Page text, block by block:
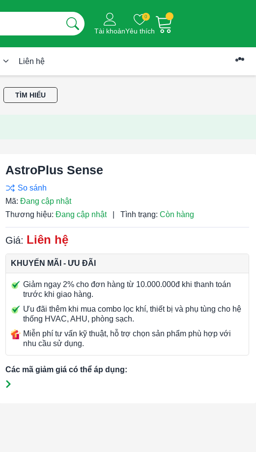
Tài khoản
0
Yêu thích
Liên hệ
TÌM HIỂU
AstroPlus Sense
Mã:Đang cập nhật
Thương hiệu: Đang cập nhật Tình trạng: Còn hàng
Giá: Liên hệ
KHUYẾN MÃI - ƯU ĐÃI
Giảm ngay 2% cho đơn hàng từ 10.000.000đ khi thanh toán
trước khi giao hàng.
Ưu đãi thêm khi mua combo lọc khí, thiết bị và phụ tùng cho hệ
thống HVAC, AHU, phòng sạch.
Miễn phí tư vấn kỹ thuật, hỗ trợ chọn sản phẩm phù hợp với
nhu cầu sử dụng.
Các mã giảm giá có thể áp dụng: